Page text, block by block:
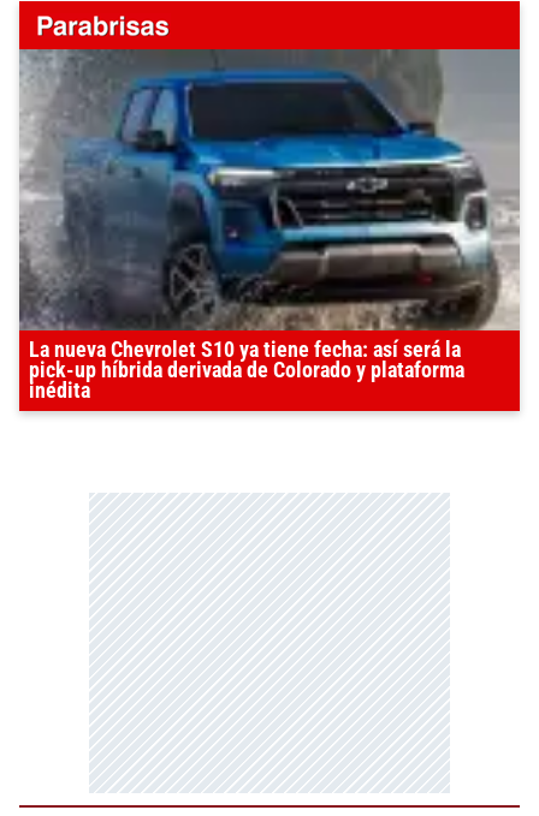
La nueva Chevrolet S10 ya tiene fecha: así será la
pick-up híbrida derivada de Colorado y plataforma
inédita